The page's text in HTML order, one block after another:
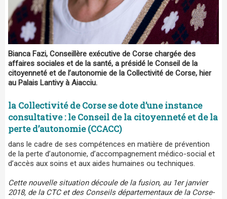
Bianca Fazi, Conseillère exécutive de Corse chargée des
affaires sociales et de la santé, a présidé le Conseil de la
citoyenneté et de l’autonomie de la Collectivité de Corse, hier
au Palais Lantivy à Aiacciu.
la Collectivité de Corse se dote d’une instance
consultative : le Conseil de la citoyenneté et de la
perte d’autonomie (CCACC)
dans le cadre de ses compétences en matière de prévention
de la perte d’autonomie, d’accompagnement médico-social et
d’accès aux soins et aux aides humaines ou techniques.
Cette nouvelle situation découle de la fusion, au 1er janvier
2018, de la CTC et des Conseils départementaux de la Corse-